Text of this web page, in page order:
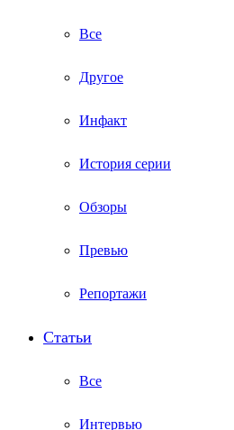
Все
Другое
Инфакт
История серии
Обзоры
Превью
Репортажи
Статьи
Все
Интервью